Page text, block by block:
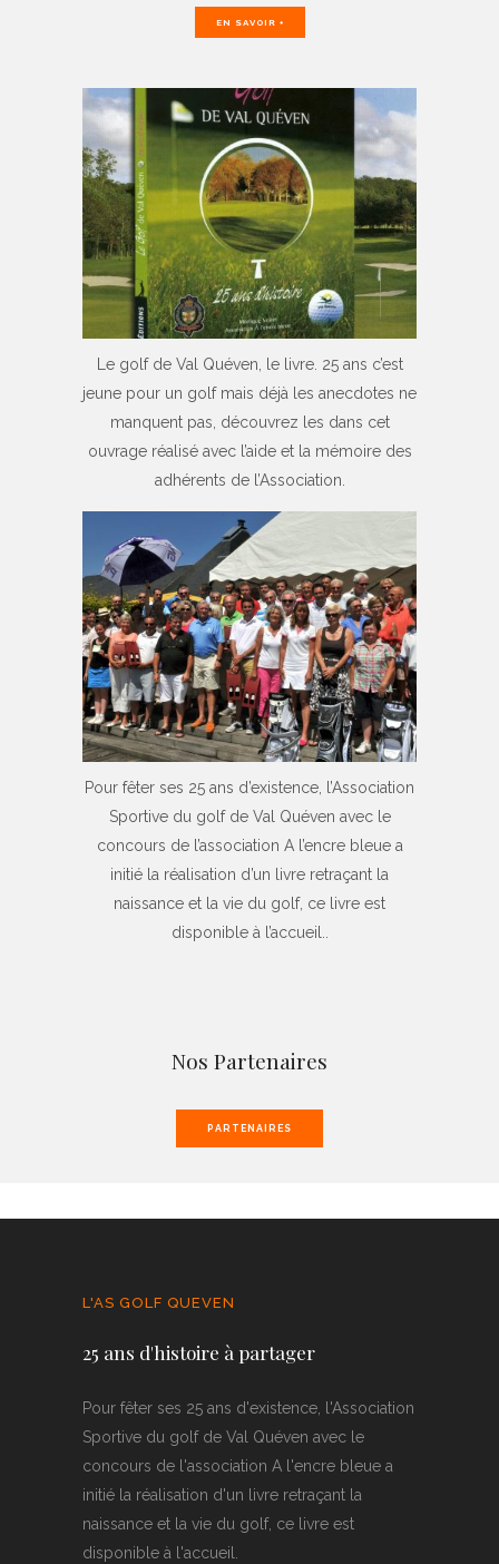
EN SAVOIR +
Le golf de Val Quéven, le livre. 25 ans c’est
jeune pour un golf mais déjà les anecdotes ne
manquent pas, découvrez les dans cet
ouvrage réalisé avec l’aide et la mémoire des
adhérents de l’Association.
Pour fêter ses 25 ans d’existence, l’Association
Sportive du golf de Val Quéven avec le
concours de l’association A l’encre bleue a
initié la réalisation d’un livre retraçant la
naissance et la vie du golf, ce livre est
disponible à l’accueil..
Nos Partenaires
PARTENAIRES
L'AS GOLF QUEVEN
25 ans d'histoire à partager
Pour fêter ses 25 ans d'existence, l'Association
Sportive du golf de Val Quéven avec le
concours de l'association A l'encre bleue a
initié la réalisation d'un livre retraçant la
naissance et la vie du golf, ce livre est
disponible à l'accueil.